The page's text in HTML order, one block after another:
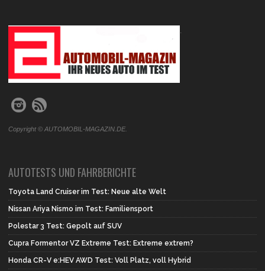
.
Copyright © AUTOMOBIL-MAGAZIN.DE.
AUTOTESTS UND FAHRBERICHTE
Toyota Land Cruiser im Test: Neue alte Welt
Nissan Ariya Nismo im Test: Familiensport
Polestar 3 Test: Gepolt auf SUV
Cupra Formentor VZ Extreme Test: Extreme extrem?
Honda CR-V e:HEV AWD Test: Voll Platz, voll Hybrid